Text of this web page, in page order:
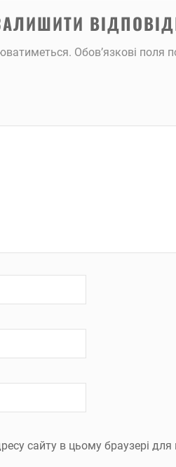
Обов’язкові поля
сайту в цьому браузері